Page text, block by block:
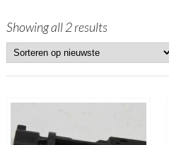
Showing all 2 results